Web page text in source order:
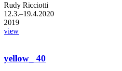
Rudy Ricciotti
12.3.–19.4.2020
2019
view
yellow_ 40